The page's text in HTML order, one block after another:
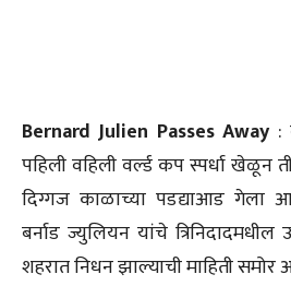
Bernard Julien Passes Away :
पहिली वहिली वर्ल्ड कप स्पर्धा खेळून
दिग्गज काळाच्या पडद्याआड गेला
बर्नाड ज्युलियन यांचे
शहरात निधन झाल्याची माहिती